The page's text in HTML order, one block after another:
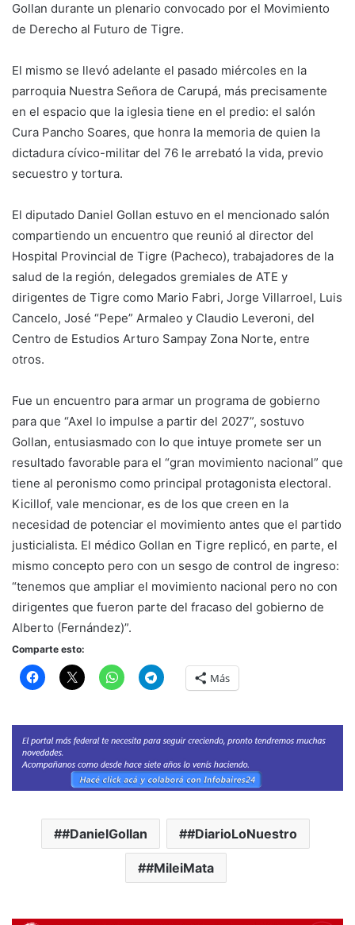
Gollan durante un plenario convocado por el Movimiento
de Derecho al Futuro de Tigre.
El mismo se llevó adelante el pasado miércoles en la
parroquia Nuestra Señora de Carupá, más precisamente
en el espacio que la iglesia tiene en el predio: el salón
Cura Pancho Soares, que honra la memoria de quien la
dictadura cívico-militar del 76 le arrebató la vida, previo
secuestro y tortura.
El diputado Daniel Gollan estuvo en el mencionado salón
compartiendo un encuentro que reunió al director del
Hospital Provincial de Tigre (Pacheco), trabajadores de la
salud de la región, delegados gremiales de ATE y
dirigentes de Tigre como Mario Fabri, Jorge Villarroel, Luis
Cancelo, José “Pepe” Armaleo y Claudio Leveroni, del
Centro de Estudios Arturo Sampay Zona Norte, entre
otros.
Fue un encuentro para armar un programa de gobierno
para que “Axel lo impulse a partir del 2027”, sostuvo
Gollan, entusiasmado con lo que intuye promete ser un
resultado favorable para el “gran movimiento nacional” que
tiene al peronismo como principal protagonista electoral.
Kicillof, vale mencionar, es de los que creen en la
necesidad de potenciar el movimiento antes que el partido
justicialista. El médico Gollan en Tigre replicó, en parte, el
mismo concepto pero con un sesgo de control de ingreso:
“tenemos que ampliar el movimiento nacional pero no con
dirigentes que fueron parte del fracaso del gobierno de
Alberto (Fernández)”.
Comparte esto:
Más
#DanielGollan #DiarioLoNuestro
#MileiMata